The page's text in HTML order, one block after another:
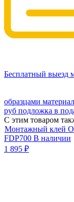
Бесплатный выезд
образцами
руб подложка в
С этим товаром
Монтажный клей
FDP700 В наличии
1 895 ₽